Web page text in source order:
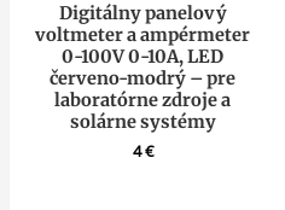
Digitálny panelový
voltmeter a ampérmeter
0-100V 0-10A, LED
červeno-modrý – pre
laboratórne zdroje a
solárne systémy
4€